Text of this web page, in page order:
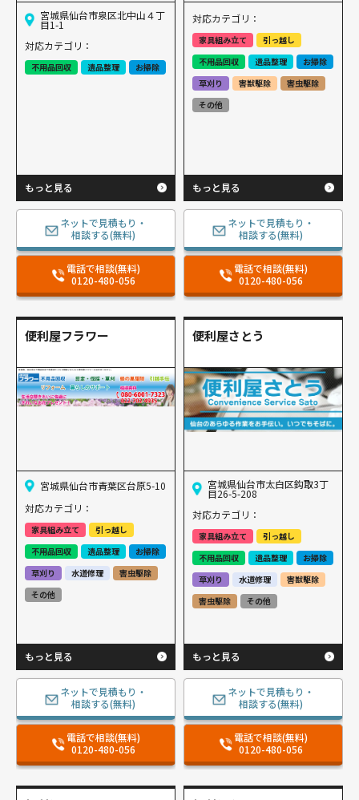
宮城県仙台市泉区北中⼭４丁
⽬1-1
対応カテゴリ：
不用品回収 遺品整理 お掃除
もっと見る
ネットで見積もり・
相談する(無料)
電話で相談(無料)
0120-480-056
対応カテゴリ：
家具組み立て
引っ越し
不用品回収
遺品整理
お掃除
草刈り
害獣駆除
害虫駆除
その他
もっと見る
ネットで見積もり・
相談する(無料)
電話で相談(無料)
0120-480-056
便利屋フラワー
宮城県仙台市青葉区台原5-10
対応カテゴリ：
家具組み立て
引っ越し
不用品回収
遺品整理
お掃除
草刈り
水道修理
害虫駆除
その他
もっと見る
ネットで見積もり・
相談する(無料)
電話で相談(無料)
0120-480-056
便利屋さとう
宮城県仙台市太白区鈎取3丁
目26-5-208
対応カテゴリ：
家具組み立て
引っ越し
不用品回収
遺品整理
お掃除
草刈り
水道修理
害獣駆除
害虫駆除
その他
もっと見る
ネットで見積もり・
相談する(無料)
電話で相談(無料)
0120-480-056